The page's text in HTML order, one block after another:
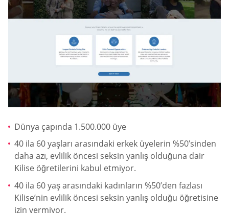
Dünya çapında 1.500.000 üye
40 ila 60 yaşları arasındaki erkek üyelerin %50’sinden
daha azı, evlilik öncesi seksin yanlış olduğuna dair
Kilise öğretilerini kabul etmiyor.
40 ila 60 yaş arasındaki kadınların %50’den fazlası
Kilise’nin evlilik öncesi seksin yanlış olduğu öğretisine
izin vermiyor.